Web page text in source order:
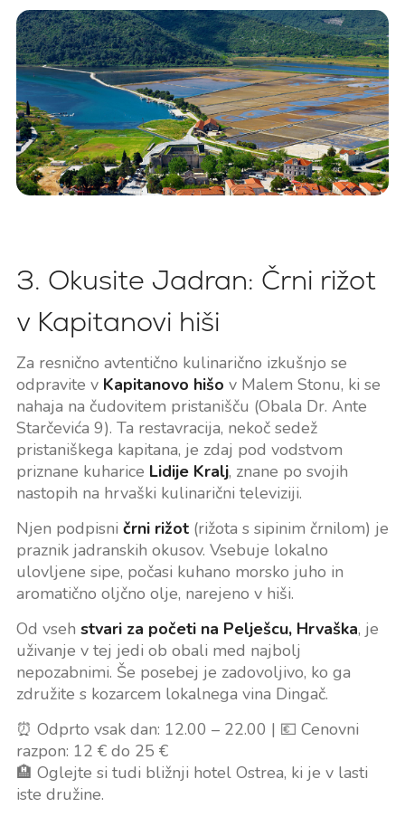
3. Okusite Jadran: Črni rižot
v Kapitanovi hiši
Za resnično avtentično kulinarično izkušnjo se
odpravite v Kapitanovo hišo v Malem Stonu, ki se
nahaja na čudovitem pristanišču (Obala Dr. Ante
Starčevića 9). Ta restavracija, nekoč sedež
pristaniškega kapitana, je zdaj pod vodstvom
priznane kuharice Lidije Kralj, znane po svojih
nastopih na hrvaški kulinarični televiziji.
Njen podpisni črni rižot(rižota s sipinim črnilom) je
praznik jadranskih okusov. Vsebuje lokalno
ulovljene sipe, počasi kuhano morsko juho in
aromatično oljčno olje, narejeno v hiši.
Od vseh stvari za početi na Pelješcu, Hrvaška, je
uživanje v tej jedi ob obali med najbolj
nepozabnimi. Še posebej je zadovoljivo, ko ga
združite s kozarcem lokalnega vina Dingač.
⏰ Odprto vsak dan: 12.00 – 22.00 | 💶 Cenovni
razpon: 12 € do 25 €
🏨 Oglejte si tudi bližnji hotel Ostrea, ki je v lasti
iste družine.